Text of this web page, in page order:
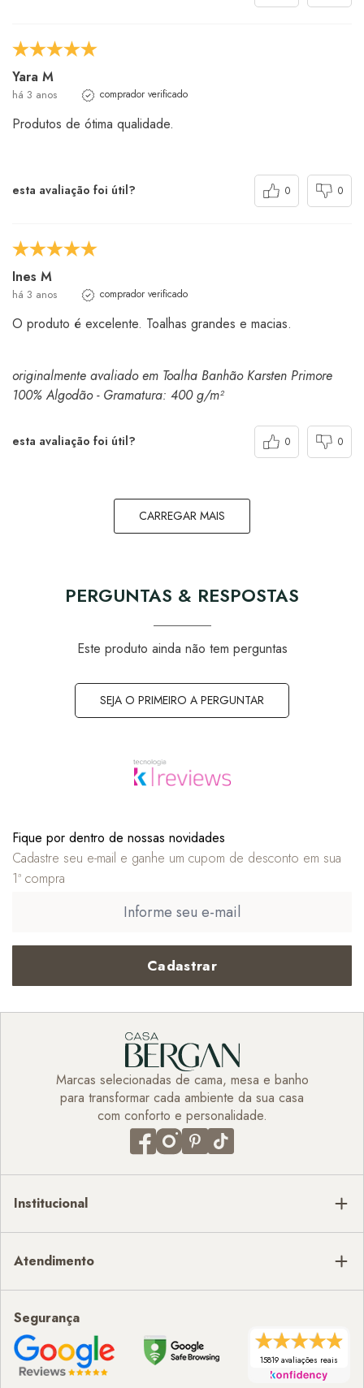
Yara M
há 3 anos comprador verificado
Produtos de ótima qualidade.
esta avaliação foi útil? 0 0
Ines M
há 3 anos comprador verificado
O produto é excelente. Toalhas grandes e macias.
originalmente avaliado em Toalha Banhão Karsten Primore
100% Algodão - Gramatura: 400 g/m²
esta avaliação foi útil? 0 0
CARREGAR MAIS
PERGUNTAS & RESPOSTAS
Este produto ainda não tem perguntas
SEJA O PRIMEIRO A PERGUNTAR
Fique por dentro de nossas novidades
Cadastre seu e-mail e ganhe um cupom de desconto em sua
1ª compra
Cadastrar
Marcas selecionadas de cama, mesa e banho
para transformar cada ambiente da sua casa
com conforto e personalidade.
Institucional
Atendimento
Segurança
15819 avaliações reais